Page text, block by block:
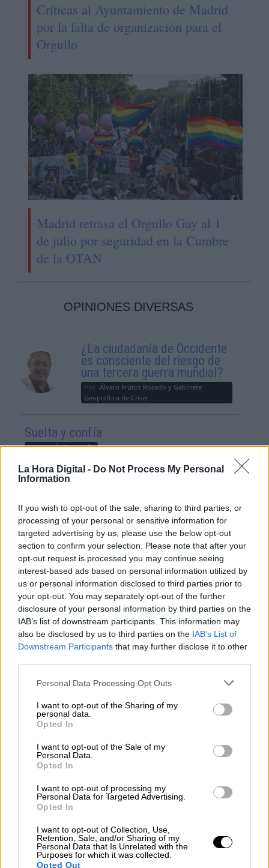
La Hora Digital - Do Not Process My Personal
Information
If you wish to opt-out of the sale, sharing to third parties, or
processing of your personal or sensitive information for
targeted advertising by us, please use the below opt-out
section to confirm your selection. Please note that after your
opt-out request is processed you may continue seeing
interest-based ads based on personal information utilized by
us or personal information disclosed to third parties prior to
your opt-out. You may separately opt-out of the further
disclosure of your personal information by third parties on the
IAB’s list of downstream participants. This information may
also be disclosed by us to third parties on the IAB’s List of
Downstream Participants that may further disclose it to other
Personal Data Processing Opt Outs
I want to opt-out of the Sharing of my
personal data.
Opted In
I want to opt-out of the Sale of my
Personal Data.
Opted In
I want to opt-out of processing my
Personal Data for Targeted Advertising.
Opted In
I want to opt-out of Collection, Use,
Retention, Sale, and/or Sharing of my
Personal Data that Is Unrelated with the
Purposes for which it was collected.
Opted Out
Críticas al Ayuntamiento de Madrid
por la falta de organización para el
Orgullo
Madrid retrasa el Orgullo Gay al 1
de julio por seguridad en la Cumbre
de la OTAN
OPINIONES DIVERSAS
¿La ciudadanía de Occidente
es consciente del riesgo de
una tercera guerra mundial?
Por Álvaro Frutos Rosado y Gabinete
Geopolítica de Crisis
Suelta y confía
Por María Comesaña
El Conflicto de Oriente Medio:
Un Nuevo Orden Autoritario
en Construcción
Por Álvaro Frutos Rosado y Gabinete
Geopolítica de Crisis
Reconquista leonesa
Por Carlos Miranda
Clara Campoamor: Mi sueño,
mi pesadilla
NOTICIAS MAS VISTAS